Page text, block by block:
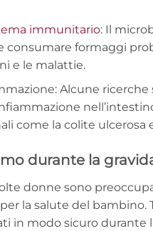
immunitario: Il
formaggi
e le malattie.
Alcune
come la colite ulcerosa
durante la
donne sono
la salute del bambino.
in modo sicuro durante